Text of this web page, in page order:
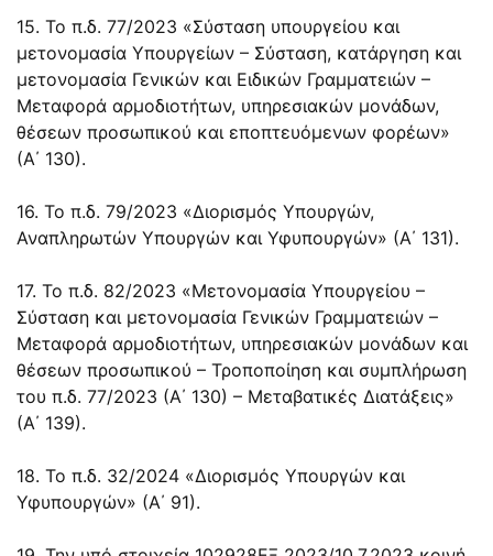
15. Το π.δ. 77/2023 «Σύσταση υπουργείου και
μετονομασία Υπουργείων – Σύσταση, κατάργηση και
μετονομασία Γενικών και Ειδικών Γραμματειών –
Μεταφορά αρμοδιοτήτων, υπηρεσιακών μονάδων,
θέσεων προσωπικού και εποπτευόμενων φορέων»
(Α΄ 130).
16. Το π.δ. 79/2023 «Διορισμός Υπουργών,
Αναπληρωτών Υπουργών και Υφυπουργών» (Α΄ 131).
17. Το π.δ. 82/2023 «Μετονομασία Υπουργείου –
Σύσταση και μετονομασία Γενικών Γραμματειών –
Μεταφορά αρμοδιοτήτων, υπηρεσιακών μονάδων και
θέσεων προσωπικού – Τροποποίηση και συμπλήρωση
του π.δ. 77/2023 (Α΄ 130) – Μεταβατικές Διατάξεις»
(Α΄ 139).
18. Το π.δ. 32/2024 «Διορισμός Υπουργών και
Υφυπουργών» (Α΄ 91).